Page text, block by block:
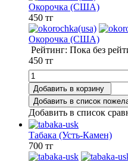
Окорочка (США)
450 тг
Окорочка (США)
Рейтинг: Пока без
450 тг
Добавить в корзину
Добавить в список
Добавить в список
Табака (Усть-Камен)
700 тг